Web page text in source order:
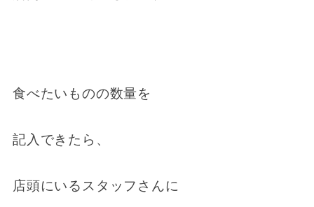
食べたいものの数量を
記入できたら、
店頭にいるスタッフさんに